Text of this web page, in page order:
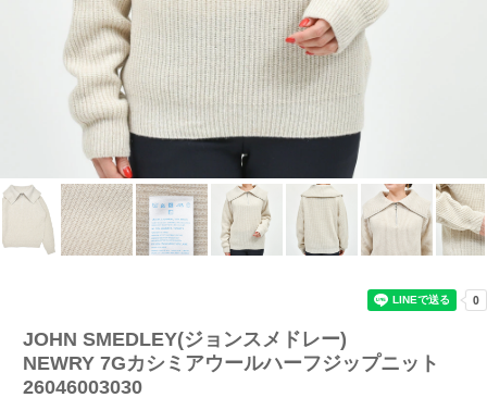
JOHN SMEDLEY(ジョンスメドレー)
NEWRY 7Gカシミアウールハーフジップニット
26046003030